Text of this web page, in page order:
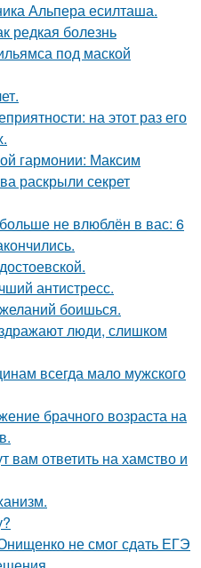
Альпера есилташа.
редкая болезнь
под маской
на этот раз его
гармонии: Максим
раскрыли секрет
не влюблён в вас: 6
антистресс.
боишься.
люди, слишком
всегда мало мужского
брачного возраста на
вам ответить на хамство и
не смог сдать ЕГЭ